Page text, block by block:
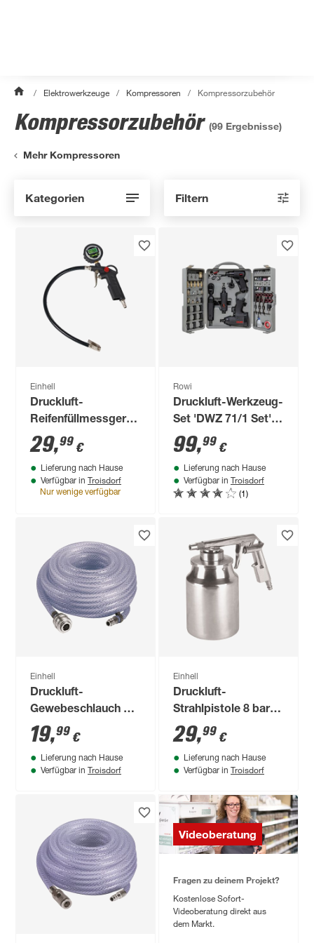
/ Elektrowerkzeuge / Kompressoren / Kompressorzubehör
Kompressorzubehör (99 Ergebnisse)
Mehr Kompressoren
Kategorien Filtern
Einhell
Druckluft-
Reifenfüllmessgerät
digital 13 bar
29,99 €
Lieferung nach Hause
Verfügbar in Troisdorf
Nur wenige verfügbar
Rowi
Druckluft-Werkzeug-
Set 'DWZ 71/1 Set'
71-teilig
99,99 €
Lieferung nach Hause
Verfügbar in Troisdorf
(1)
Einhell
Druckluft-
Gewebeschlauch Ø
6 mm 10 m
19,99 €
Lieferung nach Hause
Verfügbar in Troisdorf
Einhell
Druckluft-
Strahlpistole 8 bar
mit Saugbecher
29,99 €
Lieferung nach Hause
Verfügbar in Troisdorf
Videoberatung
Fragen zu deinem Projekt?
Kostenlose Sofort-
Videoberatung direkt aus
dem Markt.